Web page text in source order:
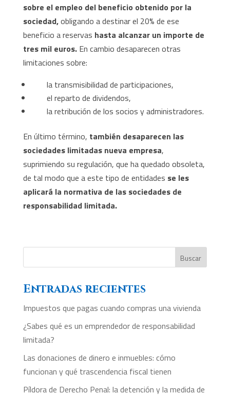
sobre el empleo del beneficio obtenido por la
sociedad,obligando a destinar el 20% de ese
beneficio a reservas hasta alcanzar un importe de
tres mil euros.En cambio desaparecen otras
limitaciones sobre:
la transmisibilidad de participaciones,
el reparto de dividendos,
la retribución de los socios y administradores.
En último término, también desaparecen las
sociedades limitadas nueva empresa,
suprimiendo su regulación, que ha quedado obsoleta,
de tal modo que a este tipo de entidades se les
aplicará la normativa de las sociedades de
responsabilidad limitada.
Buscar
Entradas recientes
Impuestos que pagas cuando compras una vivienda
¿Sabes qué es un emprendedor de responsabilidad
limitada?
Las donaciones de dinero e inmuebles: cómo
funcionan y qué trascendencia fiscal tienen
Píldora de Derecho Penal: la detención y la medida de